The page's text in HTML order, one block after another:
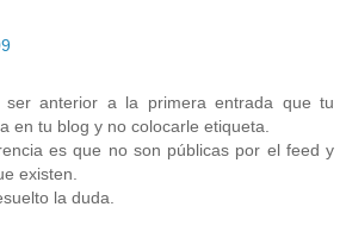
ser anterior a la primera entrada que tu
en tu blog y no colocarle etiqueta.
es que no son públicas por el feed y
existen.
la duda.